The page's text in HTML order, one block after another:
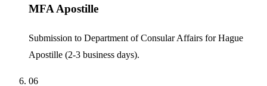
MFA Apostille
Submission to Department of Consular Affairs for Hague
Apostille (2-3 business days).
06